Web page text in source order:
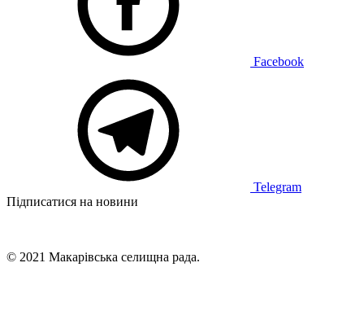
Facebook
Telegram
Підписатися на новини
© 2021 Макарівська селищна рада.